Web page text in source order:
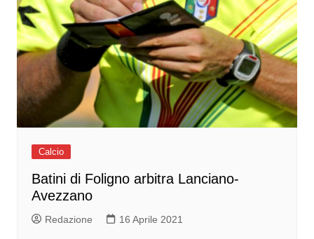
Calcio
Batini di Foligno arbitra Lanciano-
Avezzano
Redazione 16 Aprile 2021